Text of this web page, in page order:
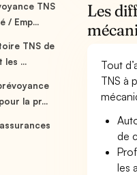
TNS
/ Emp...
TNS de
les ...
la pr...
Les
Tout
TNS à
de
les